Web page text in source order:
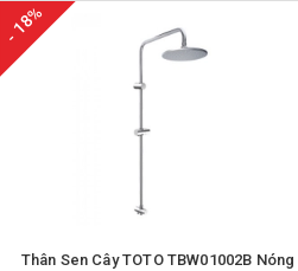
- 18%
Thân Sen Cây TOTO TBW01002B Nóng